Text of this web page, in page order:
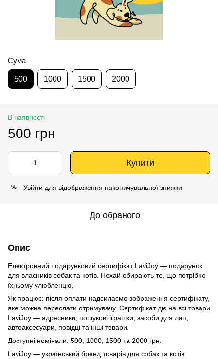
Сума
500 1000 1500 2000
В наявності
500 грн
Купити
% Увійти для відображення накопичувальної знижки
До обраного
Опис
Електронний подарунковий сертифікат LaviJoy — подарунок
для власників собак та котів. Нехай обирають те, що потрібно
їхньому улюбленцю.
Як працює: після оплати надсилаємо зображення сертифікату,
яке можна переслати отримувачу. Сертифікат діє на всі товари
LaviJoy — адресники, пошукові іграшки, засоби для лап,
автоаксесуари, повідці та інші товари.
Доступні номінали: 500, 1000, 1500 та 2000 грн.
LaviJoy — український бренд товарів для собак та котів.